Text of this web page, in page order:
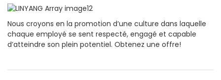
Nous croyons en la promotion d’une culture dans laquelle
chaque employé se sent respecté, engagé et capable
d’atteindre son plein potentiel. Obtenez une offre!